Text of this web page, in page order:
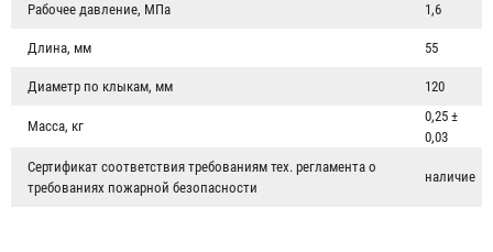
Рабочее давление, МПа 1,6
Длина, мм 55
Диаметр по клыкам, мм 120
Масса, кг
0,25 ±
0,03
Сертификат соответствия требованиям тех. регламента о
требованиях пожарной безопасности
наличие
Головка рукавная ГР-70 (ГР-65) алюминий